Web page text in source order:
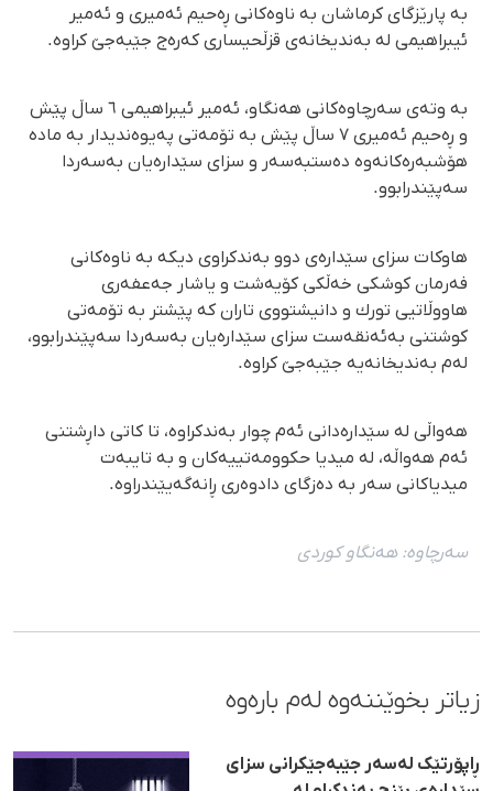
بە پارێزگای كرماشان بە ناوەكانی ڕەحیم ئەمیری و ئەمیر
ئیبراهیمی لە بەندیخانەی قزڵحیساری كەرەج جێبەجێ کراوە.
بە وتەی سەرچاوەکانی هەنگاو، ئەمیر ئیبراهیمی ٦ ساڵ پێش
و ڕەحیم ئەمیری ٧ ساڵ پێش بە تۆمەتی پەیوەندیدار بە مادە
هۆشبەرەكانەوە دەستبەسەر و سزای سێدارەیان بەسەردا
سەپێندرابوو.
هاوكات سزای سێدارەی دوو بەندكراوی دیكە بە ناوەكانی
فەرمان كوشكی خەڵكی كۆیەشت و یاشار جەعفەری
هاووڵاتیی تورك و دانیشتووی تاران كە پێشتر بە تۆمەتی
كوشتنی بەئەنقەست سزای سێدارەیان بەسەردا سەپێندرابوو،
لەم بەندیخانەیە جێبەجێ كراوە.
هەواڵی لە سێدارەدانی ئەم چوار بەندكراوە، تا كاتی داڕشتنی
ئەم هەواڵە، لە میدیا حكوومەتییەكان و بە تایبەت
میدیاكانی سەر بە دەزگای دادوەری ڕانەگەیێندراوە.
سەرچاوە:هەنگاو كوردی
زیاتر بخوێننەوە لەم بارەوە
ڕاپۆرتێک لەسەر جێبەجێکرانی سزای